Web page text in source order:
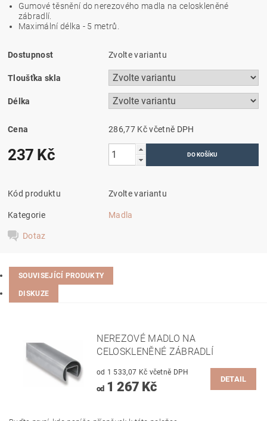
Gumové těsnění do nerezového madla na celoskleněné
zábradlí.
Maximální délka - 5 metrů.
Dostupnost Zvolte variantu
Tloušťka skla
Délka
Cena 286,77 Kč včetně DPH
237 Kč
Kód produktu Zvolte variantu
Kategorie Madla
Dotaz
SOUVISEJÍCÍ PRODUKTY
DISKUZE
NEREZOVÉ MADLO NA
CELOSKLENĚNÉ ZÁBRADLÍ
od 1 533,07 Kč včetně DPH
od1 267 Kč
DETAIL